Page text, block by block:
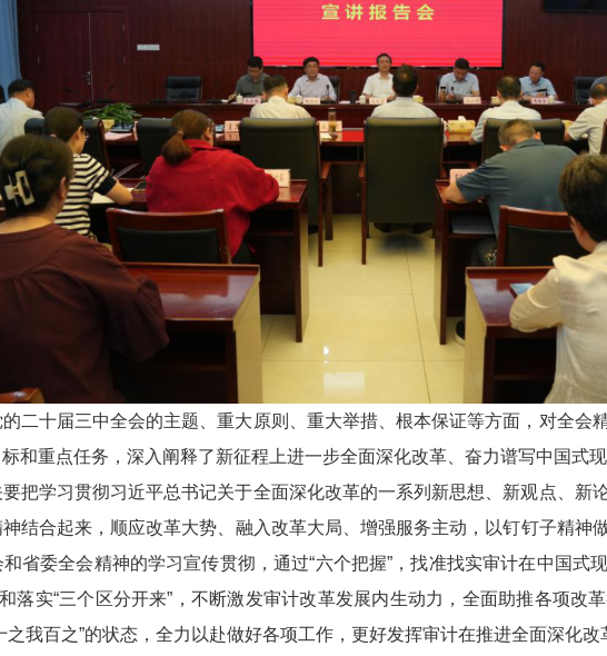
二十届三中全会的主题、重大原则、重大举措、根本保证等方面，对全会
和重点任务，深入阐释了新征程上进一步全面深化改革、奋力谱写中国式
把学习贯彻习近平总书记关于全面深化改革的一系列新思想、新观点、新
结合起来，顺应改革大势、融入改革大局、增强服务主动，以钉钉子精神
省委全会精神的学习宣传贯彻，通过“六个把握”，找准找实审计在中国式
落实“三个区分开来”，不断激发审计改革发展内生动力，全面助推各项改
之我百之”的状态，全力以赴做好各项工作，更好发挥审计在推进全面深化